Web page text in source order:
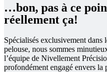
…bon, pas à ce
réellement ça!
Spécialisés exclusivement
pelouse, nous sommes
l’équipe de Nivellement
profondément engagé envers la